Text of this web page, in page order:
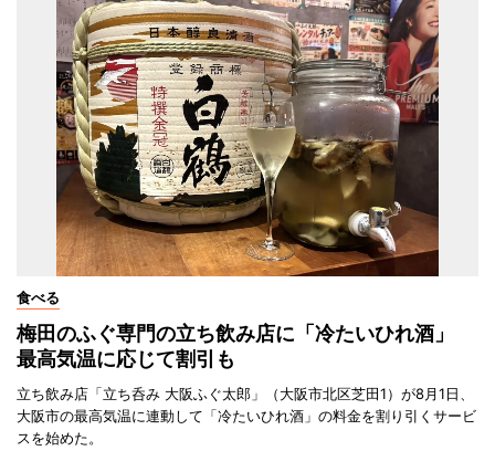
食べる
梅田のふぐ専門の立ち飲み店に「冷たいひれ酒」
最高気温に応じて割引も
立ち飲み店「立ち呑み 大阪ふぐ太郎」（大阪市北区芝田1）が8月1日、
大阪市の最高気温に連動して「冷たいひれ酒」の料金を割り引くサービ
スを始めた。